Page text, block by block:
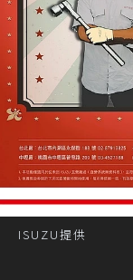
ISUZU提供